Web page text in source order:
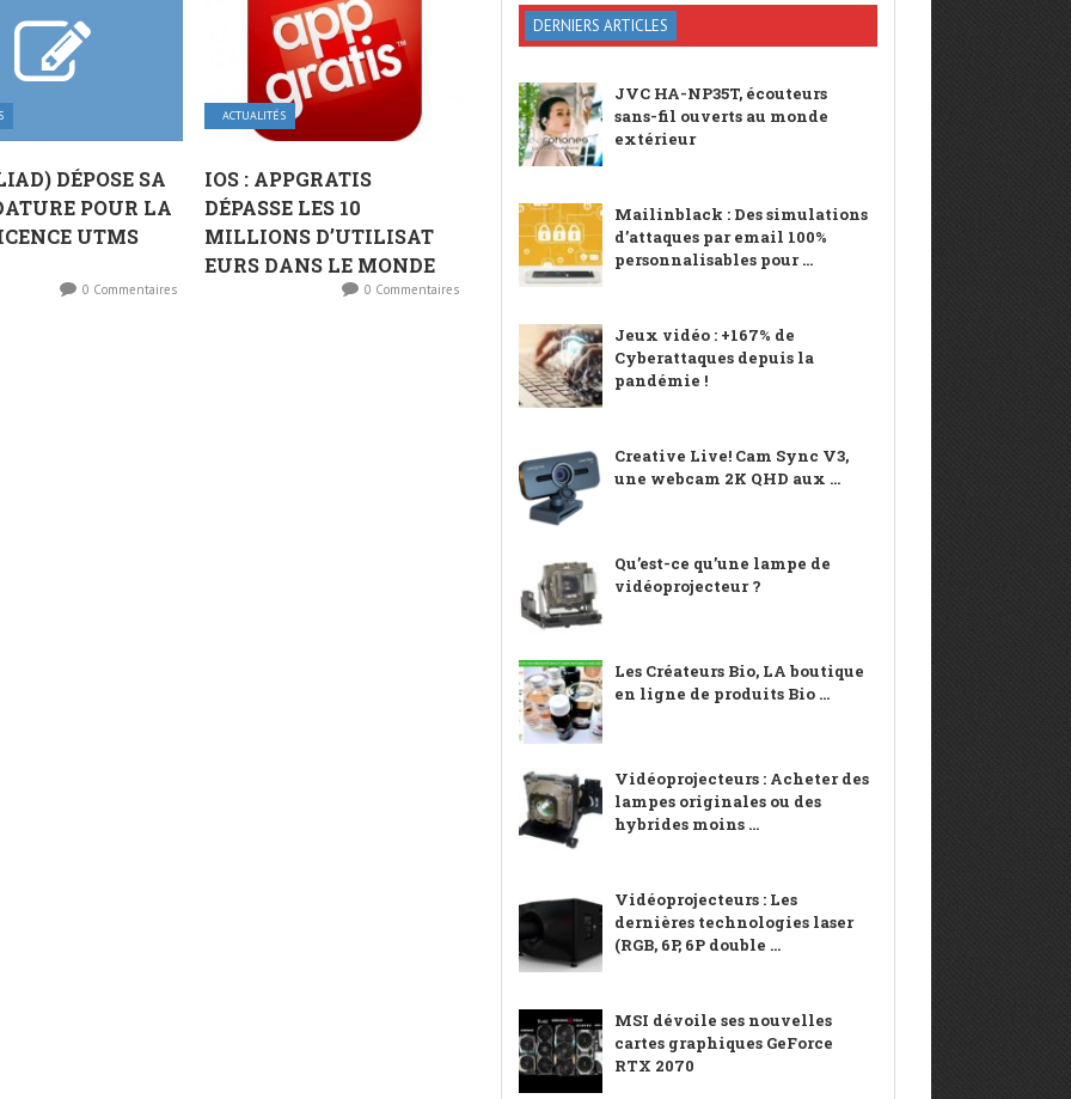
DÉPOSE SA
POUR LA
UTMS
0 Commentaires
ACTUALITÉS
IOS : APPGRATIS
DÉPASSE LES 10
MILLIONS D’UTILISAT​
EURS DANS LE MONDE
0 Commentaires
DERNIERS ARTICLES
JVC HA-NP35T, écouteurs
sans-fil ouverts au monde
extérieur
Mailinblack : Des simulations
d’attaques par email 100%
personnalisables pour ...
Jeux vidéo : +167% de
Cyberattaques depuis la
pandémie !
Creative Live! Cam Sync V3,
une webcam 2K QHD aux ...
Qu’est-ce qu’une lampe de
vidéoprojecteur ?
Les Créateurs Bio, LA boutique
en ligne de produits Bio ...
Vidéoprojecteurs : Acheter des
lampes originales ou des
hybrides moins ...
Vidéoprojecteurs : Les
dernières technologies laser
(RGB, 6P, 6P double ...
MSI dévoile ses nouvelles
cartes graphiques GeForce
RTX 2070